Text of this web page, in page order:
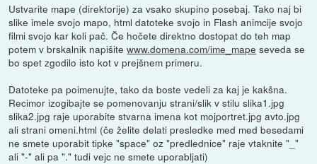
Ustvarite mape (direktorije) za vsako skupino posebaj. Tako naj bi
slike imele svojo mapo, html datoteke svojo in Flash animcije svojo
filmi svojo kar koli pač. Če hočete direktno dostopat do teh map
potem v brskalnik napišitewww.domena.com/ime_mape seveda se
bo spet zgodilo isto kot v prejšnem primeru.
Datoteke pa poimenujte, tako da boste vedeli za kaj je kakšna.
Recimor izogibajte se pomenovanju strani/slik v stilu slika1.jpg
slika2.jpg raje uporabite stvarna imena kot mojportret.jpg avto.jpg
ali strani omeni.html (če želite delati presledke med med besedami
ne smete uporabit tipke "space" oz "predlednice" raje vtaknite "_"
ali "-" ali pa "." tudi vejc ne smete uporabljati)